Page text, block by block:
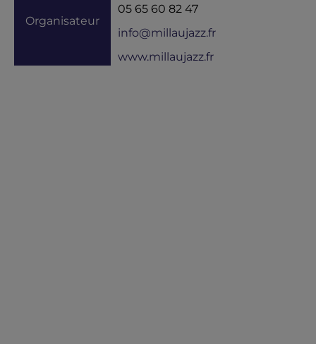
Organisateur
05 65 60 82 47
info@millaujazz.fr
www.millaujazz.fr